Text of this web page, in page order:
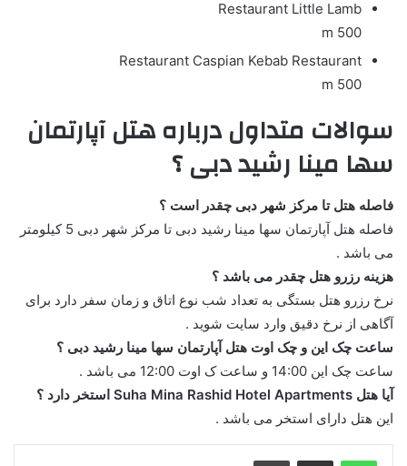
Restaurant Little Lamb
500 m
Restaurant Caspian Kebab Restaurant
500 m
سوالات متداول درباره هتل آپارتمان
سها مینا رشید دبی ؟
فاصله هتل تا مرکز شهر دبی چقدر است ؟
فاصله هتل آپارتمان سها مینا رشید دبی تا مرکز شهر دبی 5 کیلومتر
می باشد .
هزینه رزرو هتل چقدر می باشد ؟
نرخ رزرو هتل بستگی به تعداد شب نوع اتاق و زمان سفر دارد برای
آگاهی از نرخ دقیق وارد سایت شوید .
ساعت چک این و چک اوت هتل آپارتمان سها مینا رشید دبی ؟
ساعت چک این 14:00 و ساعت ک اوت 12:00 می باشد .
آیا هتل Suha Mina Rashid Hotel Apartments استخر دارد ؟
این هتل دارای استخر می باشد .
واتس آپ اشتراک گذاری از طریق ایمیل چاپ